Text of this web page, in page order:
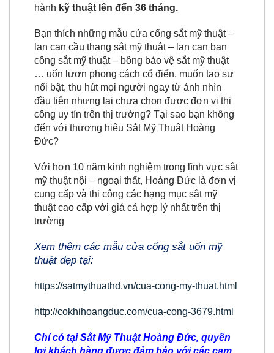
hành kỹ thuật lên đến 36 tháng.
Bạn thích những mẫu cửa cổng sắt mỹ thuật –
lan can cầu thang sắt mỹ thuật – lan can ban
công sắt mỹ thuật – bông bảo vệ sắt mỹ thuật
… uốn lượn phong cách cổ điển, muốn tạo sự
nổi bật, thu hút mọi người ngay từ ánh nhìn
đầu tiên nhưng lại chưa chọn được đơn vị thi
công uy tín trên thị trường? Tại sao bạn không
đến với thương hiệu Sắt Mỹ Thuật Hoàng
Đức?
Với hơn 10 năm kinh nghiệm trong lĩnh vực sắt
mỹ thuật nội – ngoại thất, Hoàng Đức là đơn vị
cung cấp và thi công các hạng mục sắt mỹ
thuật cao cấp với giá cả hợp lý nhất trên thị
trường
Xem thêm các mẫu cửa cổng sắt uốn mỹ
thuật đẹp tại:
https://satmythuathd.vn/cua-cong-my-thuat.html
http://cokhihoangduc.com/cua-cong-3679.html
Chỉ có tại Sắt Mỹ Thuật Hoàng Đức, quyền
lợi khách hàng được đảm bảo với các cam